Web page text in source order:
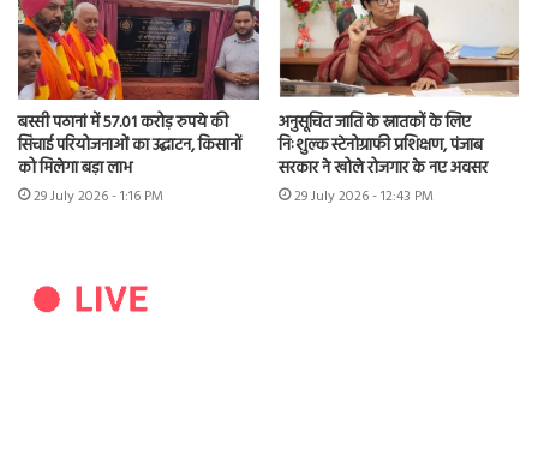
बस्सी पठानां में 57.01 करोड़ रुपये की
सिंचाई परियोजनाओं का उद्घाटन, किसानों
को मिलेगा बड़ा लाभ
29 July 2026 - 1:16 PM
अनुसूचित जाति के स्नातकों के लिए
निःशुल्क स्टेनोग्राफी प्रशिक्षण, पंजाब
सरकार ने खोले रोजगार के नए अवसर
29 July 2026 - 12:43 PM